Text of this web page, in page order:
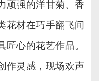
顽强的洋甘菊、香
材在巧手翻飞间
匠心的花艺作品。
作灵感，现场欢声